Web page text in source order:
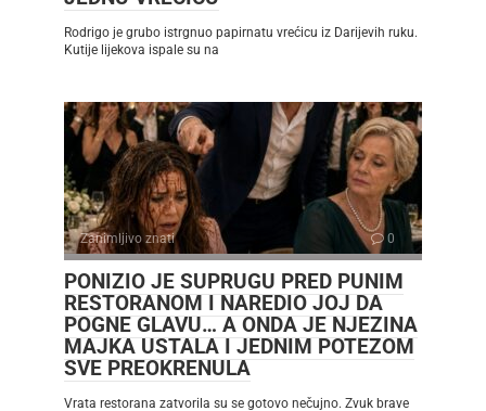
Rodrigo je grubo istrgnuo papirnatu vrećicu iz Darijevih ruku.
Kutije lijekova ispale su na
Zanimljivo znati 0
PONIZIO JE SUPRUGU PRED PUNIM
RESTORANOM I NAREDIO JOJ DA
POGNE GLAVU… A ONDA JE NJEZINA
MAJKA USTALA I JEDNIM POTEZOM
SVE PREOKRENULA
Vrata restorana zatvorila su se gotovo nečujno. Zvuk brave